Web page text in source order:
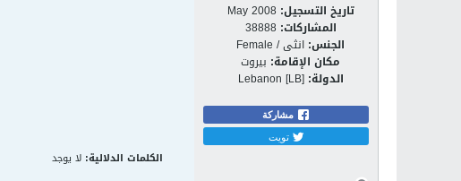
تاريخ التسجيل: May 2008
المشاركات: 38888
الجنس: انثى / Female
مكان الإقامة: بيروت
الدولة: Lebanon [LB]
مشاركة
تويت
الكلمات الدلالية: لا يوجد